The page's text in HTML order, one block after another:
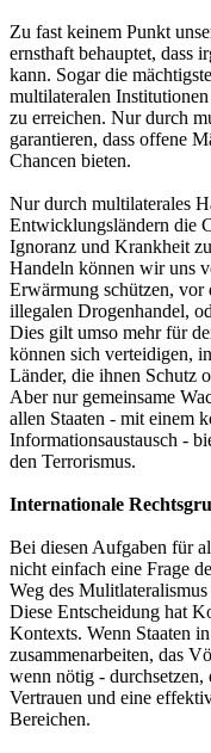
Zu fast keinem Punkt
ernsthaft behauptet, dass
kann. Sogar die
multilateralen
zu erreichen. Nur durch
garantieren, dass offene
Chancen bieten.
Nur durch multilaterales
Entwicklungsländern die
Ignoranz und Krankheit
Handeln können wir uns
Erwärmung schützen,
illegalen Drogenhandel,
Dies gilt umso mehr für
können sich verteidigen,
Länder, die ihnen Schutz
Aber nur gemeinsame
allen Staaten - mit einem
Informationsaustausch -
den Terrorismus.
Internationale
Bei diesen Aufgaben für
nicht einfach eine Frage
Weg des
Diese Entscheidung hat
Kontexts. Wenn Staaten
zusammenarbeiten, das
wenn nötig - durchsetzen,
Vertrauen und eine
Bereichen.